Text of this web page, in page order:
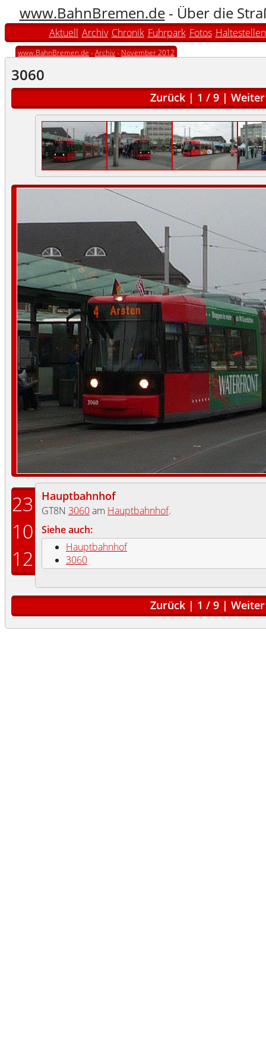
www.BahnBremen.de- Über die
Aktuell Archiv Chronik Fuhrpark Fotos Haltestellen
www.BahnBremen.de -Archiv- November 2012
3060
Zurück | 1 / 9 | Weiter
23
10
12
Hauptbahnhof
GT8N 3060am Hauptbahnhof.
Siehe auch:
Hauptbahnhof
3060
Zurück | 1 / 9 | Weiter